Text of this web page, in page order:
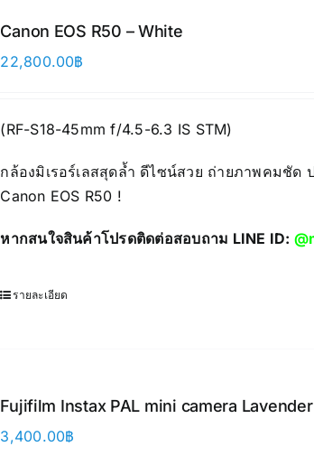
Canon EOS R50 – White
22,800.00฿
(RF-S18-45mm f/4.5-6.3 IS STM)
กล้องมิเรอร์เลสสุดล้ำ ดีไซน์สวย ถ่ายภาพคมชั
Canon EOS R50 !
หากสนใจสินค้าโปรดติดต่อสอบถาม LINE ID:
รายละเอียด
Fujifilm Instax PAL mini camera
3,400.00฿